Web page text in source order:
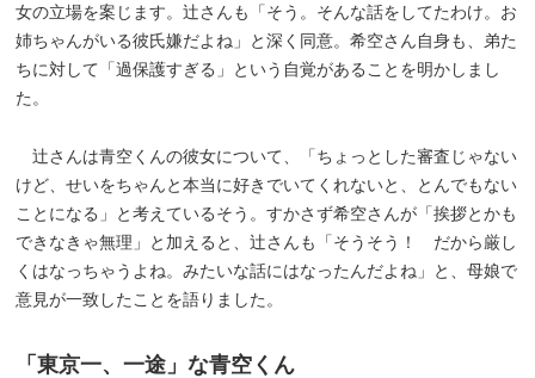
女の立場を案じます。辻さんも「そう。そんな話をしてたわけ。お
姉ちゃんがいる彼氏嫌だよね」と深く同意。希空さん自身も、弟た
ちに対して「過保護すぎる」という自覚があることを明かしまし
た。
辻さんは青空くんの彼女について、「ちょっとした審査じゃない
けど、せいをちゃんと本当に好きでいてくれないと、とんでもない
ことになる」と考えているそう。すかさず希空さんが「挨拶とかも
できなきゃ無理」と加えると、辻さんも「そうそう！ だから厳し
くはなっちゃうよね。みたいな話にはなったんだよね」と、母娘で
意見が一致したことを語りました。
「東京一、一途」な青空くん